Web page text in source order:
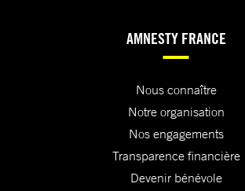
AMNESTY FRANCE
Nous connaître
Notre organisation
Nos engagements
Transparence financière
Devenir bénévole